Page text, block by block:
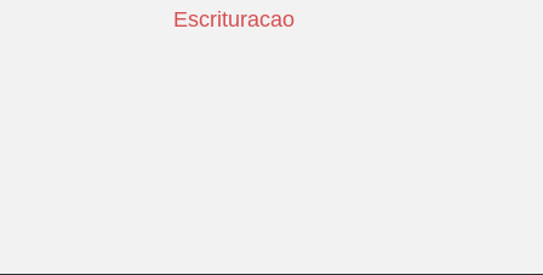
Escrituracao